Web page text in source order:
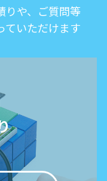
りや、ご質問等
ていただけます